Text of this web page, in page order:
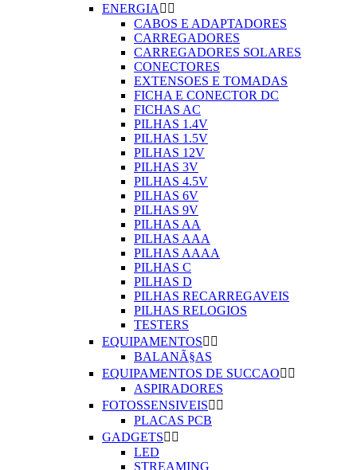
ENERGIA  
CABOS E ADAPTADORES
CARREGADORES
CARREGADORES SOLARES
CONECTORES
EXTENSOES E TOMADAS
FICHA E CONECTOR DC
FICHAS AC
PILHAS 1.4V
PILHAS 1.5V
PILHAS 12V
PILHAS 3V
PILHAS 4.5V
PILHAS 6V
PILHAS 9V
PILHAS AA
PILHAS AAA
PILHAS AAAA
PILHAS C
PILHAS D
PILHAS RECARREGAVEIS
PILHAS RELOGIOS
TESTERS
EQUIPAMENTOS 
BALANÃ§AS
EQUIPAMENTOS DE SUCCAO 
ASPIRADORES
FOTOSSENSIVEIS 
PLACAS PCB
GADGETS 
LED
STREAMING